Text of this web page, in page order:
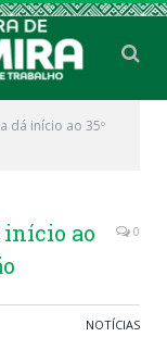
dá início ao 35º
ao
0
NOTÍCIAS